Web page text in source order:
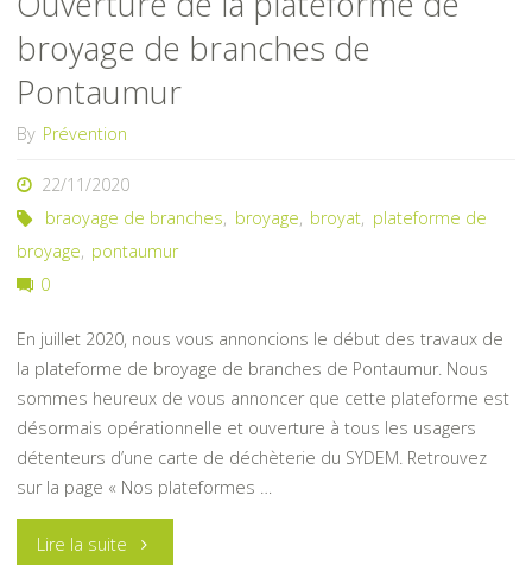
broyage de branches de
Pontaumur
By Prévention
22/11/2020
braoyage de branches, broyage, broyat, plateforme de
broyage, pontaumur
0
En juillet 2020, nous vous annoncions le début des travaux de
la plateforme de broyage de branches de Pontaumur. Nous
sommes heureux de vous annoncer que cette plateforme est
désormais opérationnelle et ouverture à tous les usagers
détenteurs d’une carte de déchèterie du SYDEM. Retrouvez
sur la page « Nos plateformes …
Lire la suite"Ouverture